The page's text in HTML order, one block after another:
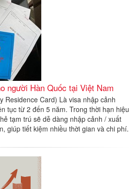
người Hàn Quốc tại Việt Nam
Residence Card) Là visa nhập cảnh
tục từ 2 đến 5 năm. Trong thời hạn hiệu
tạm trú sẽ dễ dàng nhập cảnh / xuất
giúp tiết kiệm nhiều thời gian và chi phí.